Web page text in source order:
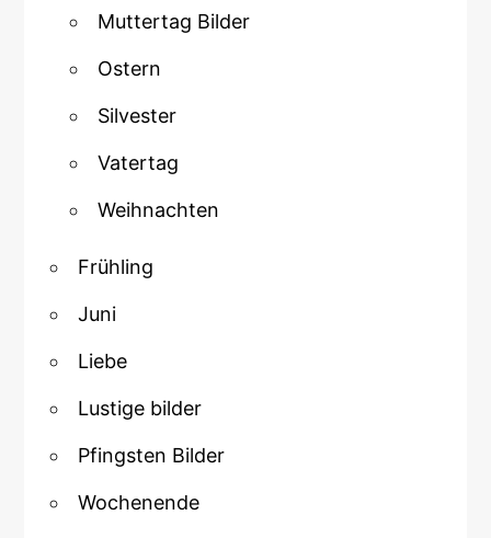
Muttertag Bilder
Ostern
Silvester
Vatertag
Weihnachten
Frühling
Juni
Liebe
Lustige bilder
Pfingsten Bilder
Wochenende